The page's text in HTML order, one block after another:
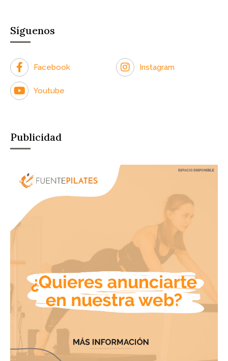
Síguenos
Facebook Instagram
Youtube
Publicidad